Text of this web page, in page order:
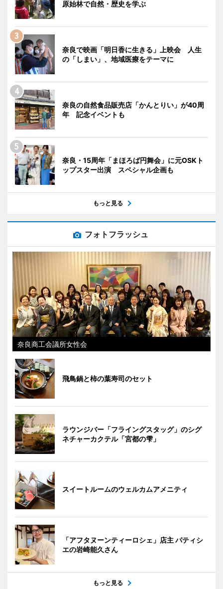
原始林で自然・歴史を学ぶ
奈良で映画「明日香に生きる」上映会 人生
の「しまい」、地域医療をテーマに
奈良の自然食品販売店「かんとりい」が40周
年 記念イベントも
奈良・15周年「まほろば円舞会」に元OSKト
ップスター出演 スペシャル企画も
もっと見る
フォトフラッシュ
奈良商工会議所女性会
飛鳥鍋と柿の葉寿司のセット
ラウンジバー「フライングスタッグ」のシグ
ネチャーカクテル「宮都の雫」
スイートルームのウェルカムアメニティ
「アフタヌーンティーロシェ」店主 パティシ
エの岩崎能久さん
もっと見る